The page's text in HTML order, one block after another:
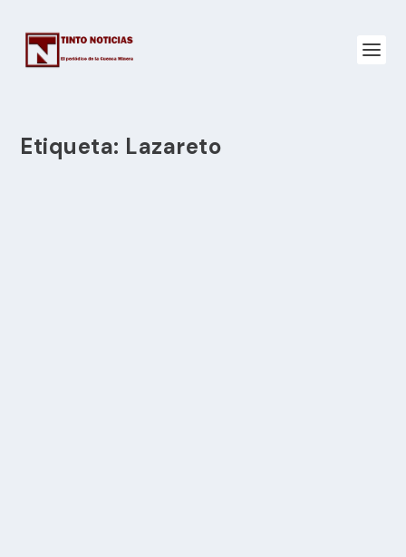
Etiqueta: Lazareto